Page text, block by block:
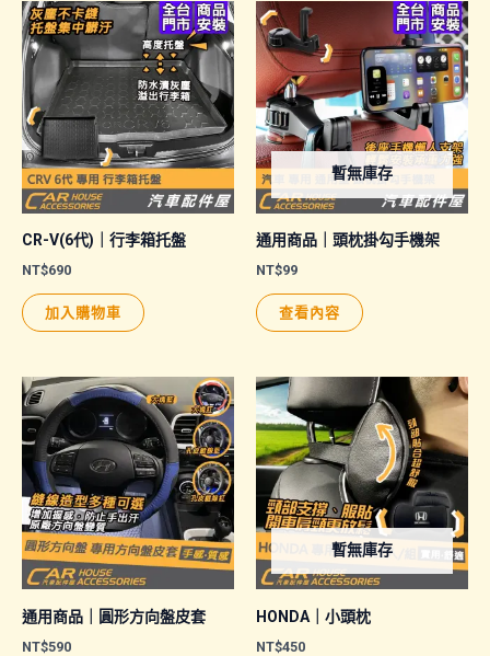
CR-V(6代)｜行李箱托盤
NT$690
加入購物車
暫無庫存
通用商品｜頭枕掛勾手機架
NT$99
查看內容
通用商品｜圓形方向盤皮套
NT$590
暫無庫存
HONDA｜小頭枕
NT$450